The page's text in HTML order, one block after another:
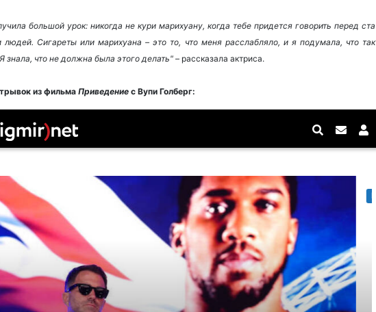
большой урок: никогда не кури марихуану, когда тебе придется говорить перед ста
людей. Сигареты или марихуана – это то, что меня расслабляло, и я подумала, что так
знала, что не должна была этого делать" – рассказала актриса.
из фильма Приведение с Вупи Голберг: